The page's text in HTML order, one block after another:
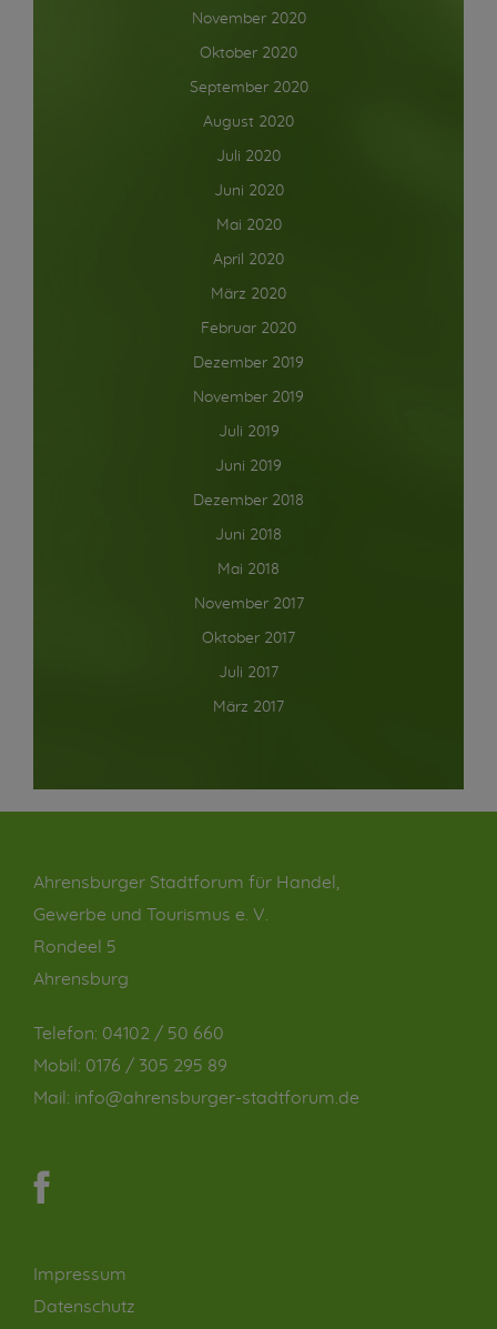
November 2020
Oktober 2020
September 2020
August 2020
Juli 2020
Juni 2020
Mai 2020
April 2020
März 2020
Februar 2020
Dezember 2019
November 2019
Juli 2019
Juni 2019
Dezember 2018
Juni 2018
Mai 2018
November 2017
Oktober 2017
Juli 2017
März 2017
Ahrensburger Stadtforum für Handel,
Gewerbe und Tourismus e. V.
Rondeel 5
Ahrensburg
Telefon: 04102 / 50 660
Mobil: 0176 / 305 295 89
Mail: info@ahrensburger-stadtforum.de
Impressum
Datenschutz